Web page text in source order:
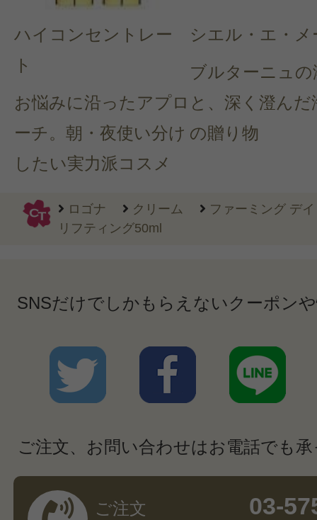
ハイコンセントレー
ト
お悩みに沿ったアプロ
ーチ。朝・夜使い分け
したい実力派コスメ
シエル・エ・メ
ブルターニュの
と、深く澄んだ
の贈り物
ロゴナ クリーム
ファーミング デ
リフティング50ml
SNSだけでしかもらえないクーポン
ご注文、お問い合わせはお電話でも
ご注文 03-